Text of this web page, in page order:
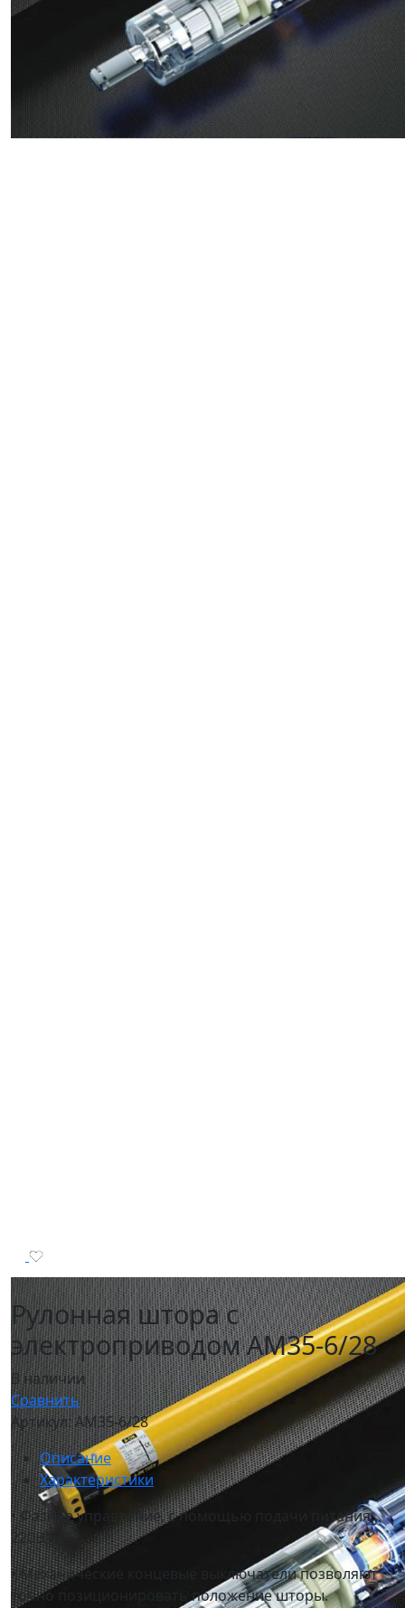
Рулонная штора с
электроприводом AM35-6/28
В наличии
Сравнить
Артикул:AM35-6/28
Описание
Характеристики
• Фазное управление, с помощью подачи питания
220В.
• Механические концевые выключатели позволяют
точно позиционировать положение шторы.